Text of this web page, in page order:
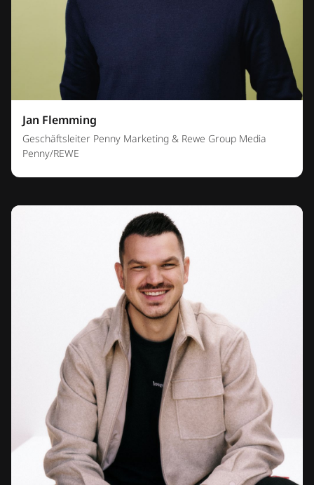
Jan Flemming
Geschäftsleiter Penny Marketing & Rewe Group Media
Penny/REWE